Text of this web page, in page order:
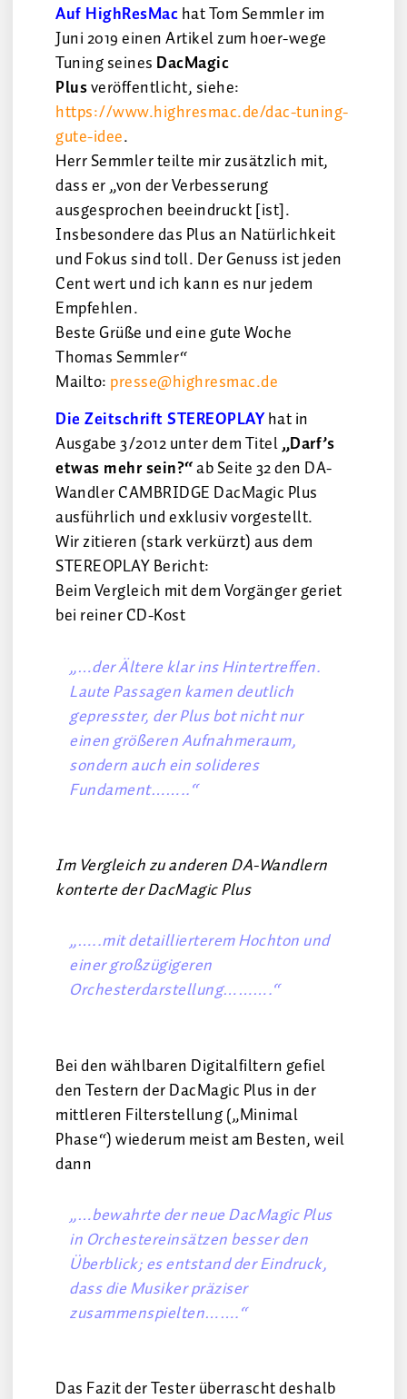
Auf HighResMachat Tom Semmler im
Juni 2019 einen Artikel zum hoer-wege
Tuning seines DacMagic
Plusveröffentlicht, siehe:
https://www.highresmac.de/dac-tuning-
gute-idee.
Herr Semmler teilte mir zusätzlich mit,
dass er „von der Verbesserung
ausgesprochen beeindruckt [ist].
Insbesondere das Plus an Natürlichkeit
und Fokus sind toll. Der Genuss ist jeden
Cent wert und ich kann es nur jedem
Empfehlen.
Beste Grüße und eine gute Woche
Thomas Semmler“
Mailto: presse@highresmac.de
Die Zeitschrift STEREOPLAYhat in
Ausgabe 3/2012 unter dem Titel„Darf’s
etwas mehr sein?“ab Seite 32 den DA-
Wandler CAMBRIDGE DacMagic Plus
ausführlich und exklusiv vorgestellt.
Wir zitieren (stark verkürzt) aus dem
STEREOPLAY Bericht:
Beim Vergleich mit dem Vorgänger geriet
bei reiner CD-Kost
„…der Ältere klar ins Hintertreffen.
Laute Passagen kamen deutlich
gepresster, der Plus bot nicht nur
einen größeren Aufnahmeraum,
sondern auch ein solideres
Fundament……..“
Im Vergleich zu anderen DA-Wandlern
konterte der DacMagic Plus
„…..mit detaillierterem Hochton und
einer großzügigeren
Orchesterdarstellung……….“
Bei den wählbaren Digitalfiltern gefiel
den Testern der DacMagic Plus in der
mittleren Filterstellung („Minimal
Phase“) wiederum meist am Besten, weil
dann
„…bewahrte der neue DacMagic Plus
in Orchestereinsätzen besser den
Überblick; es entstand der Eindruck,
dass die Musiker präziser
zusammenspielten…….“
Das Fazit der Tester überrascht deshalb